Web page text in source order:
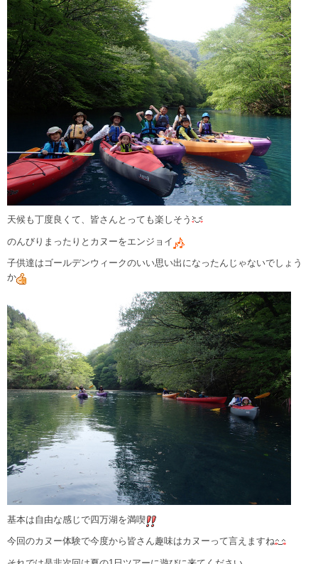
天候も丁度良くて、皆さんとっても楽しそう
のんびりまったりとカヌーをエンジョイ
子供達はゴールデンウィークのいい思い出になったんじゃないでしょう
か
基本は自由な感じで四万湖を満喫
今回のカヌー体験で今度から皆さん趣味はカヌーって言えますね